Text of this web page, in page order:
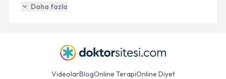
Daha fazla
VideolarBlogOnline TerapiOnline Diyet